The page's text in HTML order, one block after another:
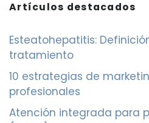
Artículos destacados
Esteatohepatitis:
tratamiento
10 estrategias de
profesionales
Atención integrada para